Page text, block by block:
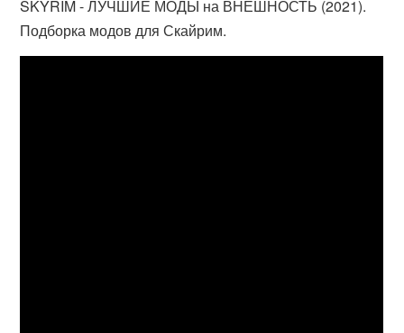
SKYRIM - ЛУЧШИЕ МОДЫ на ВНЕШНОСТЬ (2021).
Подборка модов для Скайрим.